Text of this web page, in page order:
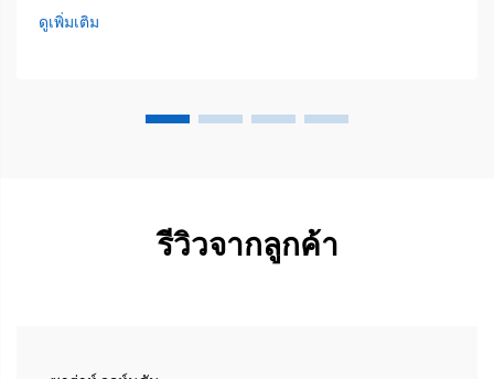
โต๊ะเรียบสมัยใหม่สามารถประมวลผลวัสดุรองรับที่หลากหลาย
นอกเหนือจากสื่อแบบดั้งเดิม—ช่วยขจัดความจำเป็น...
ดูเพิ่มเติม
รีวิวจากลูกค้า